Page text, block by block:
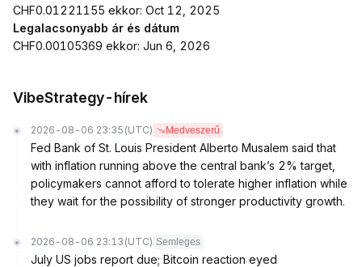
CHF0.01221155 ekkor: Oct 12, 2025
Legalacsonyabb ár és dátum
CHF0.00105369 ekkor: Jun 6, 2026
VibeStrategy-hírek
2026-08-06 23:35 (UTC) Medveszerű
Fed Bank of St. Louis President Alberto Musalem said that
with inflation running above the central bank’s 2% target,
policymakers cannot afford to tolerate higher inflation while
they wait for the possibility of stronger productivity growth.
2026-08-06 23:13 (UTC) Semleges
July US jobs report due; Bitcoin reaction eyed